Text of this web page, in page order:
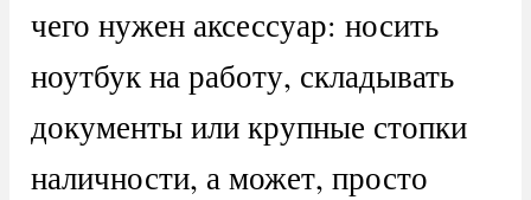
чего нужен аксессуар: носить
ноутбук на работу, складывать
документы или крупные стопки
наличности, а может, просто